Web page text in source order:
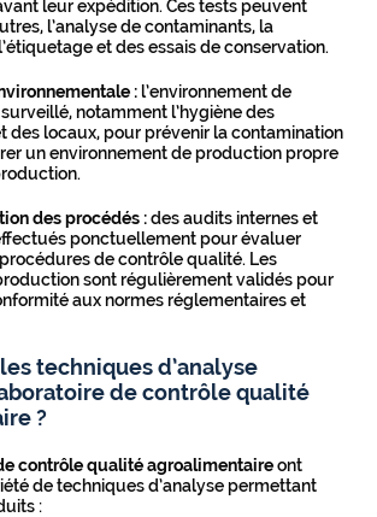
leur expédition. Ces tests peuvent
l’analyse de contaminants, la
et des essais de conservation.
:l’environnement de
notamment l’hygiène des
des locaux, pour prévenir la contamination
un environnement de production propre
des procédés :des audits internes et
ponctuellement pour évaluer
de contrôle qualité. Les
sont régulièrement validés pour
aux normes réglementaires et
techniques d’analyse
de contrôle qualité
?
contrôle qualité agroalimentaireont
de techniques d’analyse permettant
: